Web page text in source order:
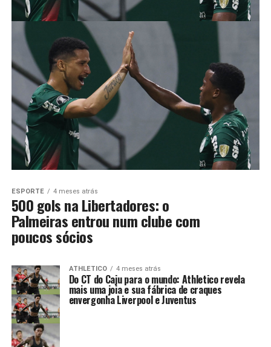
ESPORTE 4 meses atrás
500 gols na Libertadores: o
Palmeiras entrou num clube com
poucos sócios
ATHLETICO 4 meses atrás
Do CT do Caju para o mundo: Athletico revela
mais uma joia e sua fábrica de craques
envergonha Liverpool e Juventus